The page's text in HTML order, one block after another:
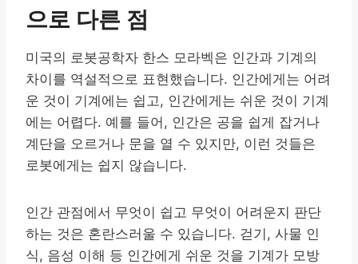
으로 다른 점
미국의 로봇공학자 한스 모라벡은 인간과 기계의
차이를 역설적으로 표현했습니다. 인간에게는 어려
운 것이 기계에는 쉽고, 인간에게는 쉬운 것이 기계
에는 어렵다. 예를 들어, 인간은 공을 쉽게 잡거나
계단을 오르거나 문을 열 수 있지만, 이런 것들은
로봇에게는 쉽지 않습니다.
인간 관점에서 무엇이 쉽고 무엇이 어려운지 판단
하는 것은 혼란스러울 수 있습니다. 걷기, 사물 인
식, 음성 이해 등 인간에게 쉬운 것을 기계가 모방